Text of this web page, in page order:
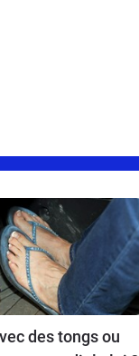
des tongs ou